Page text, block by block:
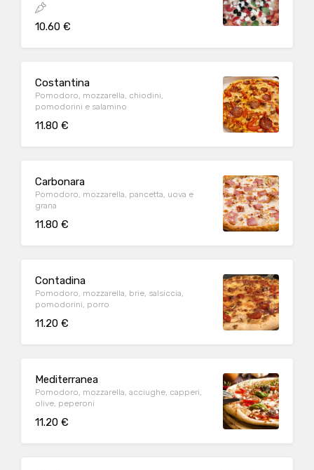
10.60 €
Costantina
Pomodoro, mozzarella, chiodini,
pomodorini e salamino
11.80 €
Carbonara
Pomodoro, mozzarella, pancetta, uova e
grana
11.80 €
Contadina
Pomodoro, mozzarella, brie, salsiccia,
pomodorini, porro
11.20 €
Mediterranea
Pomodoro, mozzarella, acciughe, capperi,
olive, peperoni
11.20 €